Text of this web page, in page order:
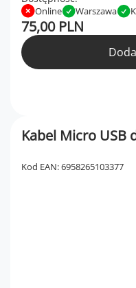
Online Warszawa
75,00 PLN
Kabel Micro USB
Kod EAN: 6958265103377